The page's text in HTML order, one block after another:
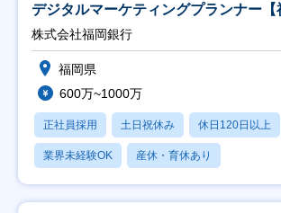
デジタルマーケティングプランナー【
株式会社福岡銀行
福岡県
600万~1000万
正社員採用 土日祝休み 休日120日以上
業界未経験OK 産休・育休あり